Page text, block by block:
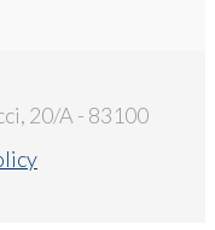
20/A - 83100